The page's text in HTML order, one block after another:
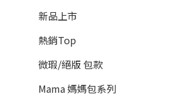
新品上市
熱銷Top
微瑕/絕版 包款
Mama 媽媽包系列